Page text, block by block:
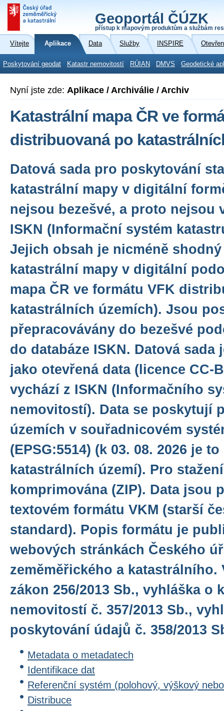
Geoportál ČÚZK
přístup k mapovým produktům a službám
Vítejte Aplikace Data Služby INSPIRE
Poskytování geodat Katastr nemovitostí RÚIAN DMVS Geodetické
Nyní jste zde: Aplikace / Archiválie / Archiv
Katastrální mapa ČR ve
distribuovaná po
Datová sada pro poskytování
katastrální mapy v digitální
nejsou bezešvé, a proto nejsou
ISKN (Informační systém
Jejich obsah je nicméně
katastrální mapy v digitální
mapa ČR ve formátu VFK
katastrálních územích). Jsou
přepracovávány do bezešvé
do databáze ISKN. Datová sada
jako otevřená data (licence CC-
vychází z ISKN (Informačního
nemovitostí). Data se poskytují
územích v souřadnicovém
(EPSG:5514) (k 03. 08. 2026 je
katastrálních území). Pro
komprimována (ZIP). Data jsou
textovém formátu VKM (starší
standard). Popis formátu je
webových stránkách Českého
zeměměřického a katastrálního.
zákon 256/2013 Sb., vyhláška o
nemovitostí č. 357/2013 Sb.,
poskytování údajů č. 358/2013
Metadata o metadatech
Identifikace dat
Referenční systém (polohový, výškový
Distribuce